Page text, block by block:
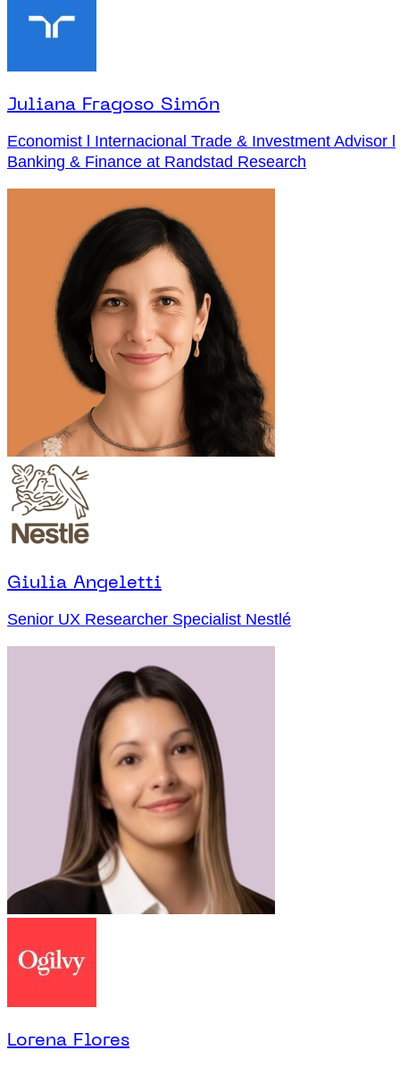
Juliana Fragoso Simón
Economist l Internacional Trade & Investment Advisor l
Banking & Finance at Randstad Research
Giulia Angeletti
Senior UX Researcher Specialist Nestlé
Lorena Flores